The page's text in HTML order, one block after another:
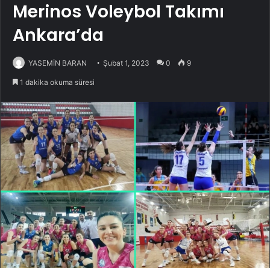
Merinos Voleybol Takımı
Ankara’da
YASEMİN BARAN Şubat 1, 2023 0 9
1 dakika okuma süresi